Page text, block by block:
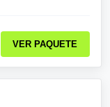
VER PAQUETE